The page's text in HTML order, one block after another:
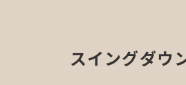
スイングダウ